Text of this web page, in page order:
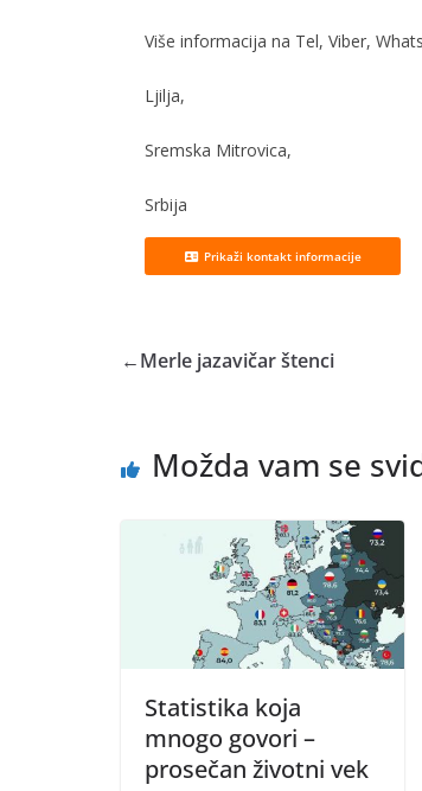
Više informacija na Tel, Viber,
Ljilja,
Sremska Mitrovica,
Srbija
Prikaži kontakt informacije
←Merle jazavičar štenci
Možda vam se
Statistika koja
mnogo govori –
prosečan životni vek